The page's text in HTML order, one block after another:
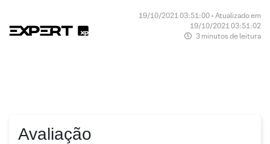
19/10/2021 03:51:00 • Atualizado em
19/10/2021 03:51:02
3 minutos de leitura
Avaliação